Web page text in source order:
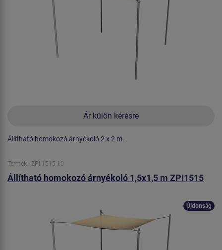
Ár külön kérésre
Állítható homokozó árnyékoló 2 x 2 m.
Termék - ZPI-1515-10
Állítható homokozó árnyékoló 1,5x1,5 m ZPI1515
Újdonság